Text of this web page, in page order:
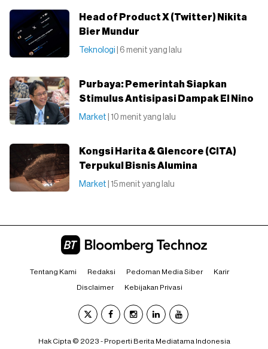
Head of Product X (Twitter) Nikita
Bier Mundur
Teknologi | 6 menit yang lalu
Purbaya: Pemerintah Siapkan
Stimulus Antisipasi Dampak El Nino
Market | 10 menit yang lalu
Kongsi Harita & Glencore (CITA)
Terpukul Bisnis Alumina
Market | 15 menit yang lalu
Tentang Kami Redaksi Pedoman Media Siber Karir
Disclaimer Kebijakan Privasi
Hak Cipta © 2023 - Properti Berita Mediatama Indonesia